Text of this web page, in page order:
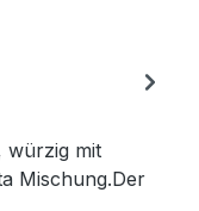
würzig mit
Mischung.Der